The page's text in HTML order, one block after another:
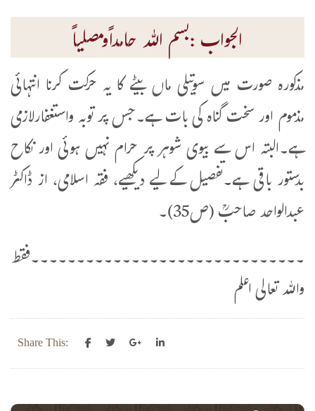
الجواب :بسم اللہ حامداًومصلیاً
مذکورہ صورت میں سوتیلی ماں بیٹے کا یہ حرکت کرنا انتہائی
مذموم اور سخت گناہ کی بات ہے۔جس پر توبہ واستغفارلازمی
ہے۔البتہ اس سے بیوی شوہر پر حرام نہیں ہوئی اور نکاح
بدستور باقی ہے۔تفصیل کےلیے دیکھیے، فقہ اسلامی، از ڈاکٹر
عبدالواحد صاحبؒ (ص35)۔
۔۔۔۔۔۔۔۔۔۔۔۔۔۔۔۔۔۔۔۔۔۔۔۔۔۔۔۔۔۔فقط
واللہ تعالی اعلم
Share This: